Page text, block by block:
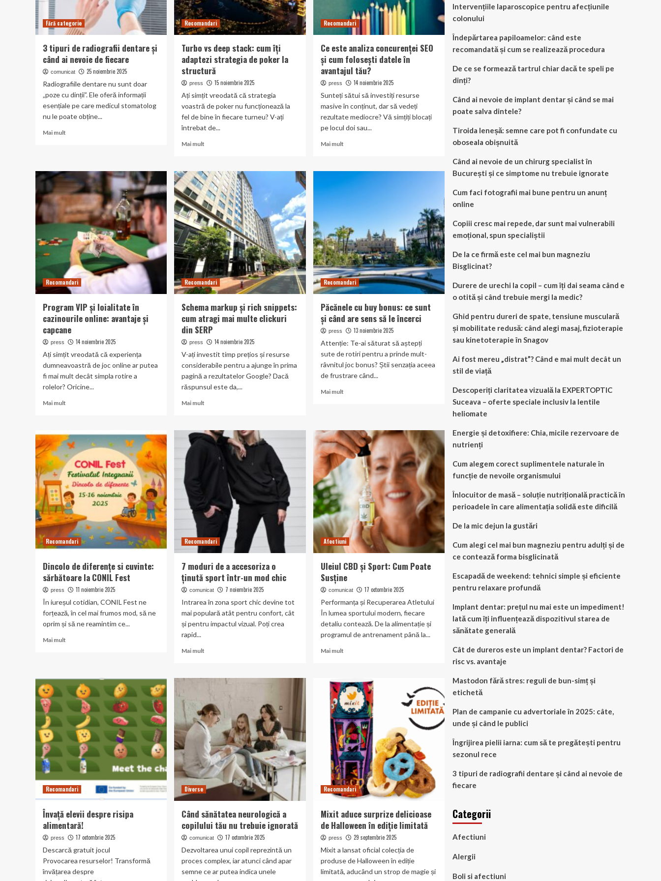
Fără categorie
3 tipuri de radiografii dentare și
când ai nevoie de fiecare
comunicat 25 noiembrie 2025
Radiografiile dentare nu sunt doar
„poze cu dinții”. Ele oferă informații
esențiale pe care medicul stomatolog
nu le poate obține...
Mai mult
de
radiografii
dentare
și
când
ai
nevoie
de
fiecare
Recomandari
Turbo vs deep stack: cum îți
adaptezi strategia de poker la
structură
press 15 noiembrie 2025
Ați simțit vreodată că strategia
voastră de poker nu funcționează la
fel de bine în fiecare turneu? V-ați
întrebat de...
Mai mult
Turbo
vs
deep
stack:
cum
îți
adaptezi
strategia
de
poker
la
structură
Recomandari
Ce este analiza concurenței SEO
și cum folosești datele în
avantajul tău?
press 14 noiembrie 2025
Sunteți sătui să investiți resurse
masive în conținut, dar să vedeți
rezultate mediocre? Vă simțiți blocați
pe locul doi sau...
Mai multRead
Ce
cum
folosești
datele
în
avantajul
tău?
Recomandari
Program VIP și loialitate în
cazinourile online: avantaje și
capcane
press 14 noiembrie 2025
Ați simțit vreodată că experiența
dumneavoastră de joc online ar putea
fi mai mult decât simpla rotire a
rolelor? Oricine...
Mai mult
VIP
și
loialitate
în
cazinourile
online:
avantaje
și
capcane
Recomandari
Schema markup și rich snippets:
cum atragi mai multe clickuri
din SERP
press 14 noiembrie 2025
V-ați investit timp prețios și resurse
considerabile pentru a ajunge în prima
pagină a rezultatelor Google? Dacă
răspunsul este da,...
Mai mult
Schema
markup
snippets:
multe
clickuri
Recomandari
Păcănele cu buy bonus: ce sunt
și când are sens să le încerci
press 13 noiembrie 2025
Attenție: Te-ai săturat să aștepți
sute de rotiri pentru a prinde mult-
râvnitul joc bonus? Știi senzația aceea
de frustrare când...
Mai multRead
buy
bonus:
ce
sunt
are
sens
să
le
încerci
Recomandari
Dincolo de diferențe si cuvinte:
sărbătoare la CONIL Fest
press 11 noiembrie 2025
În iureșul cotidian, CONIL Fest ne
forțează, în cel mai frumos mod, să ne
oprim și să ne reamintim ce...
Mai mult
diferențe
si
cuvinte:
sărbătoare
la
CONIL
Fest
Recomandari
7 moduri de a accesoriza o
ținută sport într-un mod chic
comunicat 7 noiembrie 2025
Intrarea în zona sport chic devine tot
mai populară atât pentru confort, cât
și pentru impactul vizual. Poți crea
rapid...
Mai mult
7
de
a
accesoriza
o
ținută
sport
într-
un
mod
chic
Afectiuni
Uleiul CBD și Sport: Cum Poate
Susține
comunicat 17 octombrie 2025
Performanța și Recuperarea Atletului
În lumea sportului modern, fiecare
detaliu contează. De la alimentație și
programul de antrenament până la...
Mai multRead
CBD
și
Sport:
Cum
Poate
Susține
Recomandari
Învață elevii despre risipa
alimentară!
press 17 octombrie 2025
Descarcă gratuit jocul
Provocarea resurselor! Transformă
învățarea despre
Diverse
Când sănătatea neurologică a
copilului tău nu trebuie ignorată
comunicat 17 octombrie 2025
Dezvoltarea unui copil reprezintă un
proces complex, iar atunci când apar
semne ce ar putea indica unele
Recomandari
Mixit aduce surprize delicioase
de Halloween în ediție limitată
press 29 septembrie 2025
Mixit a lansat oficial colecția de
produse de Halloween în ediție
limitată, aducând un strop de magie și
Intervențiile laparoscopice pentru afecțiunile
colonului
Îndepărtarea papiloamelor: când este
recomandată și cum se realizează procedura
De ce se formează tartrul chiar dacă te speli pe
dinți?
Când ai nevoie de implant dentar și când se mai
poate salva dintele?
Tiroida leneșă: semne care pot fi confundate cu
oboseala obișnuită
Când ai nevoie de un chirurg specialist în
București și ce simptome nu trebuie ignorate
Cum faci fotografii mai bune pentru un anunț
online
Copiii cresc mai repede, dar sunt mai vulnerabili
emoțional, spun specialiștii
De la ce firmă este cel mai bun magneziu
Bisglicinat?
Durere de urechi la copil – cum îți dai seama când e
o otită și când trebuie mergi la medic?
Ghid pentru dureri de spate, tensiune musculară
și mobilitate redusă: când alegi masaj, fizioterapie
sau kinetoterapie în Snagov
Ai fost mereu „distrat”? Când e mai mult decât un
stil de viață
Descoperiți claritatea vizuală la EXPERTOPTIC
Suceava – oferte speciale inclusiv la lentile
heliomate
Energie și detoxifiere: Chia, micile rezervoare de
nutrienți
Cum alegem corect suplimentele naturale în
funcție de nevoile organismului
Înlocuitor de masă – soluție nutrițională practică în
perioadele în care alimentația solidă este dificilă
De la mic dejun la gustări
Cum alegi cel mai bun magneziu pentru adulți și de
ce contează forma bisglicinată
Escapadă de weekend: tehnici simple și eficiente
pentru relaxare profundă
Implant dentar: prețul nu mai este un impediment!
Iată cum îți influențează dispozitivul starea de
sănătate generală
Cât de dureros este un implant dentar? Factori de
risc vs. avantaje
Mastodon fără stres: reguli de bun-simț și
etichetă
Plan de campanie cu advertoriale în 2025: câte,
unde și când le publici
Îngrijirea pielii iarna: cum să te pregătești pentru
sezonul rece
3 tipuri de radiografii dentare și când ai nevoie de
fiecare
Categorii
Afectiuni
Alergii
Boli si afectiuni